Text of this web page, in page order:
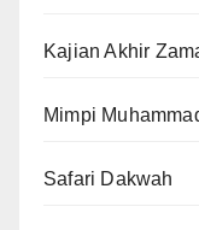
Kajian Akhir
Mimpi
Safari Dakwah